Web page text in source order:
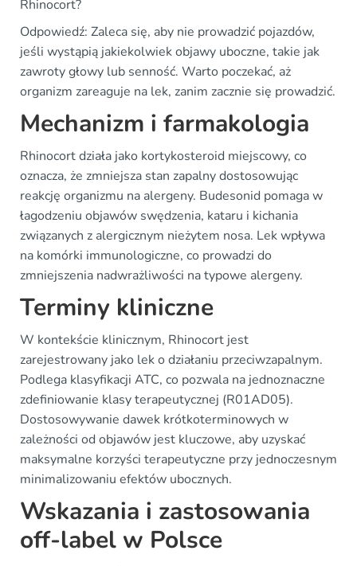
Rhinocort?
Odpowiedź: Zaleca się, aby nie prowadzić pojazdów,
jeśli wystąpią jakiekolwiek objawy uboczne, takie jak
zawroty głowy lub senność. Warto poczekać, aż
organizm zareaguje na lek, zanim zacznie się prowadzić.
Mechanizm i farmakologia
Rhinocort działa jako kortykosteroid miejscowy, co
oznacza, że zmniejsza stan zapalny dostosowując
reakcję organizmu na alergeny. Budesonid pomaga w
łagodzeniu objawów swędzenia, kataru i kichania
związanych z alergicznym nieżytem nosa. Lek wpływa
na komórki immunologiczne, co prowadzi do
zmniejszenia nadwrażliwości na typowe alergeny.
Terminy kliniczne
W kontekście klinicznym, Rhinocort jest
zarejestrowany jako lek o działaniu przeciwzapalnym.
Podlega klasyfikacji ATC, co pozwala na jednoznaczne
zdefiniowanie klasy terapeutycznej (R01AD05).
Dostosowywanie dawek krótkoterminowych w
zależności od objawów jest kluczowe, aby uzyskać
maksymalne korzyści terapeutyczne przy jednoczesnym
minimalizowaniu efektów ubocznych.
Wskazania i zastosowania
off-label w Polsce